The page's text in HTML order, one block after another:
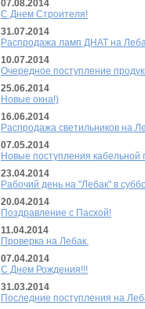
07.08.2014
С Днем Строителя!
31.07.2014
Распродажа ламп ДНАТ на
10.07.2014
Очередное поступление
25.06.2014
Новые окна!)
16.06.2014
Распродажа светильников на
07.05.2014
Новые поступления кабельной
23.04.2014
Рабочий день на "Лебак" в
20.04.2014
Поздравление с Пасхой!
11.04.2014
Проверка на Лебак.
07.04.2014
С Днем Рождения!!!
31.03.2014
Последние поступления на